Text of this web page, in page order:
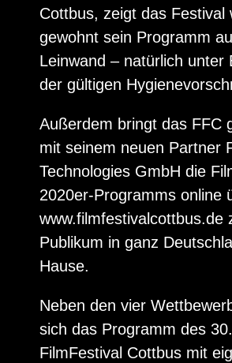
Cottbus, zeigt das Festival
gewohnt sein Programm
Leinwand – natürlich unter
der gültigen
Außerdem bringt das FFC
mit seinem neuen Partner
Technologies GmbH die
2020er-Programms online
www.filmfestivalcottbus.de
Publikum in ganz
Hause.
Neben den vier
sich das Programm des 30.
FilmFestival Cottbus mit